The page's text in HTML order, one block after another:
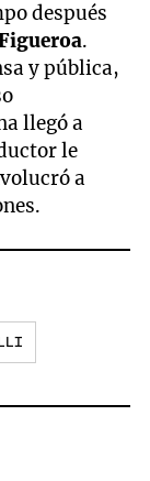
después
.
y pública,
llegó a
le
a